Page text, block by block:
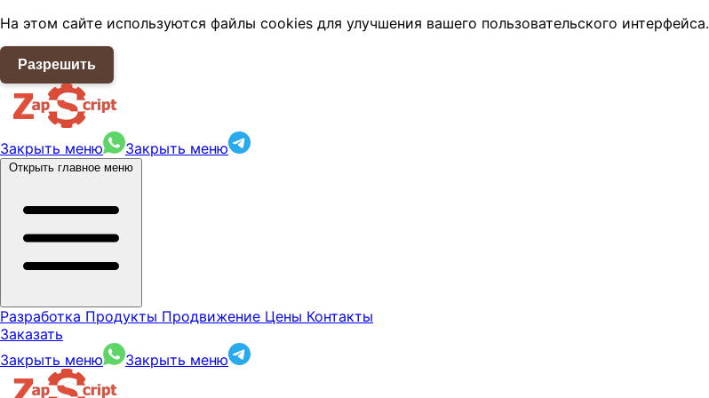
На этом сайте используются файлы cookies для улучшения вашего пользовательского интерфейса.
Разрешить
Закрыть меню Закрыть меню
Открыть главное меню
Разработка Продукты Продвижение Цены Контакты
Заказать
Закрыть меню
Закрыть меню